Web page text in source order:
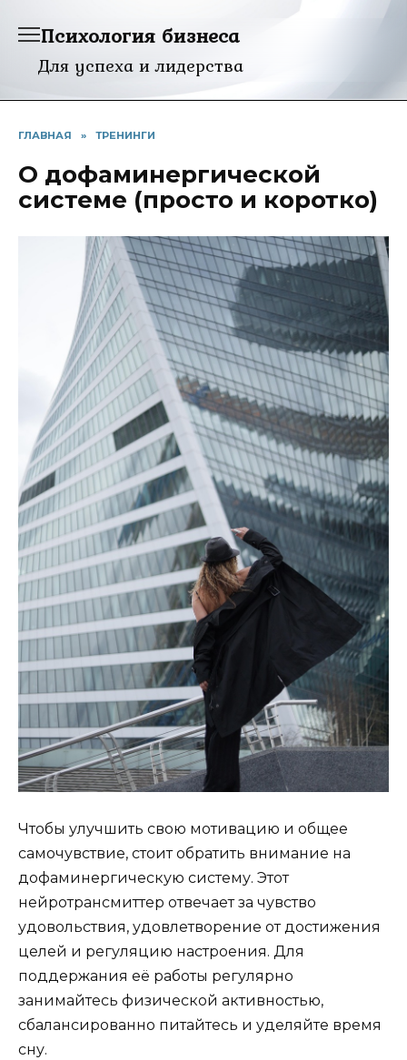
Психология бизнеса
Для успеха и лидерства
ГЛАВНАЯ » ТРЕНИНГИ
О дофаминергической
системе (просто и коротко)
Чтобы улучшить свою мотивацию и общее
самочувствие, стоит обратить внимание на
дофаминергическую систему. Этот
нейротрансмиттер отвечает за чувство
удовольствия, удовлетворение от достижения
целей и регуляцию настроения. Для
поддержания её работы регулярно
занимайтесь физической активностью,
сбалансированно питайтесь и уделяйте время
сну.